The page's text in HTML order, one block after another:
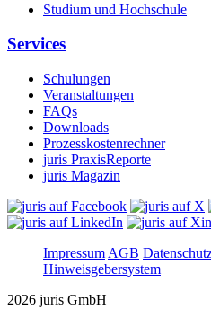
Studium und Hochschule
Services
Schulungen
Veranstaltungen
FAQs
Downloads
Prozesskostenrechner
juris PraxisReporte
juris Magazin
Impressum AGB
Hinweisgebersystem
2026 juris GmbH